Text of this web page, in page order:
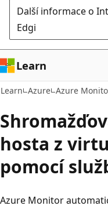
Další informace o
Edgi
Learn
Learn Azure Azure
hosta z
pomocí
Azure Monitor